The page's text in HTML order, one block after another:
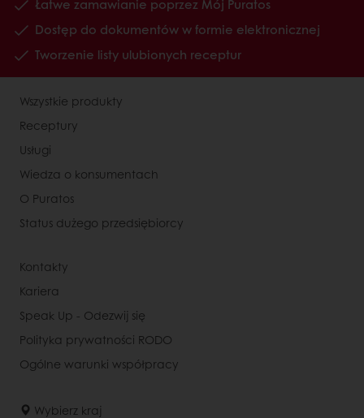
Łatwe zamawianie poprzez Mój Puratos
Dostęp do dokumentów w formie elektronicznej
Tworzenie listy ulubionych receptur
Wszystkie produkty
Receptury
Usługi
Wiedza o konsumentach
O Puratos
Status dużego przedsiębiorcy
Kontakty
Kariera
Speak Up - Odezwij się
Polityka prywatności RODO
Ogólne warunki współpracy
Wybierz kraj